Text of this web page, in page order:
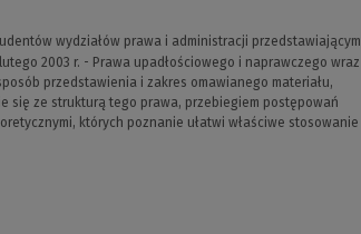
wydziałów prawa i administracji przedstawiającym
2003 r. - Prawa upadłościowego i naprawczego wraz
przedstawienia i zakres omawianego materiału,
się ze strukturą tego prawa, przebiegiem postępowań
których poznanie ułatwi właściwe stosowanie